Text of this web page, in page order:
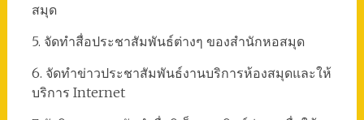
สมุด
5. จัดทำสื่อประชาสัมพันธ์ต่างๆ ของสำนักหอสมุด
6. จัดทำข่าวประชาสัมพันธ์งานบริการห้องสมุดและให้
บริการ Internet